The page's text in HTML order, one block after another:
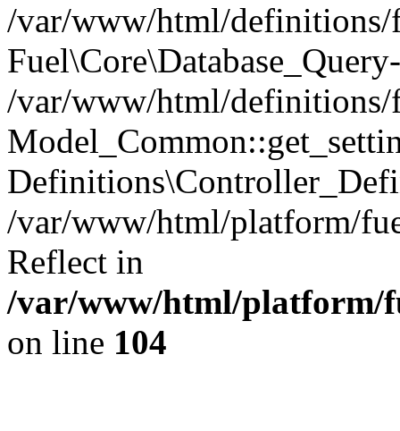
/var/www/html/definitions/
/var/www/html/definitions/
/var/www/html/platform/
Reflect in
/var/www/html/platform/
on line 104